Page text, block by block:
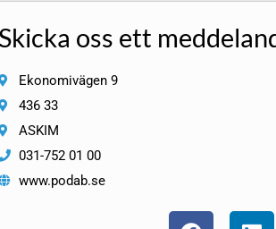
Skicka oss ett
Ekonomivägen 9
436 33
ASKIM
031-752 01 00
www.podab.se